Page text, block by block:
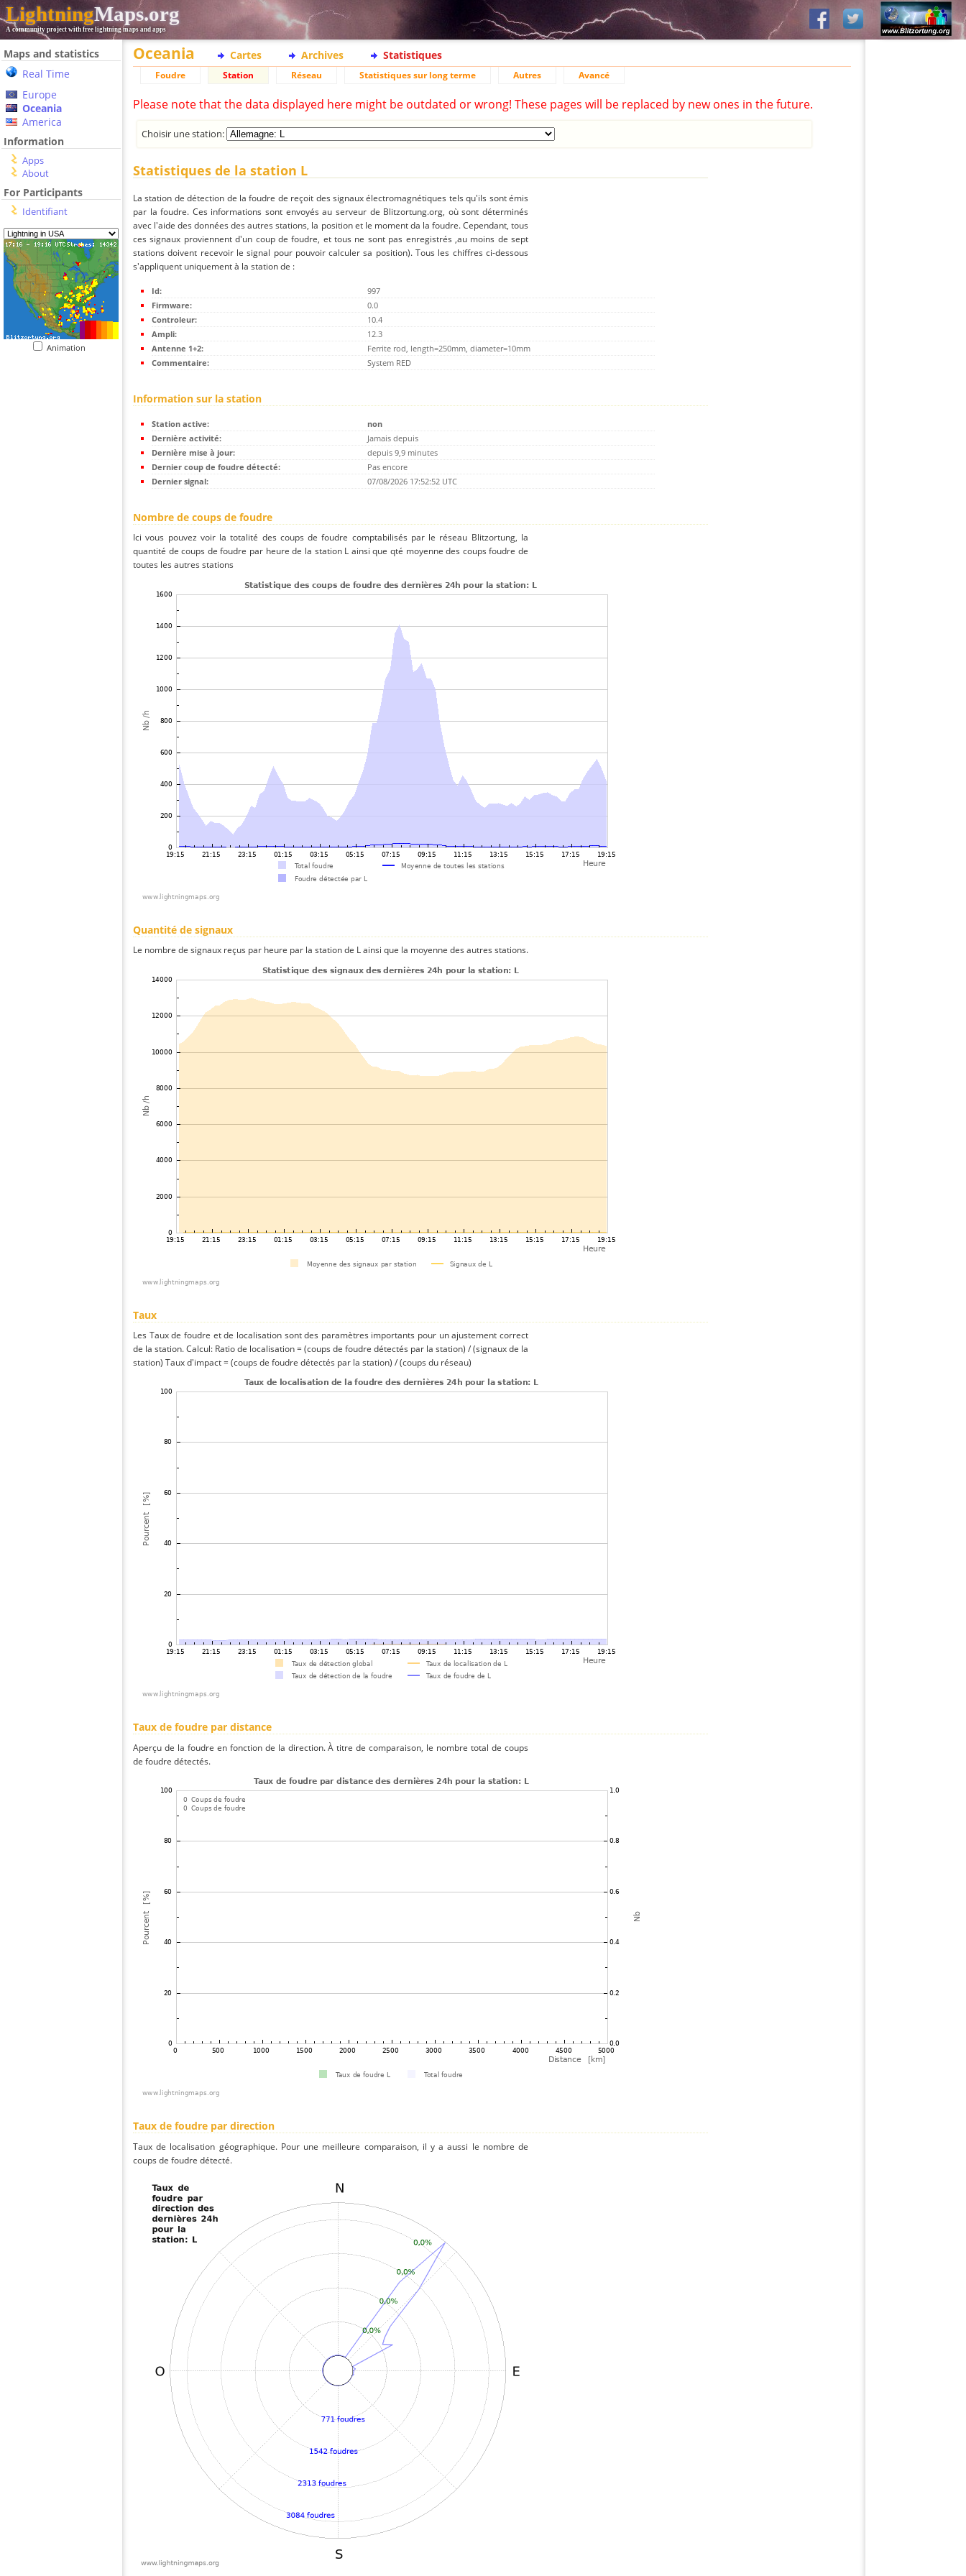
LightningMaps.org
A community project with free lightning maps and apps
Maps and statistics
Real Time
Europe
Oceania
America
Information
Apps
About
For Participants
Identifiant
Animation
Oceania Cartes Archives Statistiques
Foudre Station Réseau Statistiques sur long terme Autres Avancé
Please note that the data displayed here might be outdated or wrong! These pages will be replaced by new ones in the future.
Choisir une station:
Statistiques de la station L
La station de détection de la foudre de reçoit des signaux électromagnétiques tels qu'ils sont émis
par la foudre. Ces informations sont envoyés au serveur de Blitzortung.org, où sont déterminés
avec l'aide des données des autres stations, la position et le moment da la foudre. Cependant, tous
ces signaux proviennent d'un coup de foudre, et tous ne sont pas enregistrés ,au moins de sept
stations doivent recevoir le signal pour pouvoir calculer sa position). Tous les chiffres ci-dessous
s'appliquent uniquement à la station de :
Id:
997
Firmware:
0.0
Controleur:
10.4
Ampli:
12.3
Antenne 1+2:
Ferrite rod, length=250mm, diameter=10mm
Commentaire:
System RED
Information sur la station
Station active:
non
Dernière activité:
Jamais depuis
Dernière mise à jour:
depuis 9,9 minutes
Dernier coup de foudre détecté:
Pas encore
Dernier signal:
07/08/2026 17:52:52 UTC
Nombre de coups de foudre
Ici vous pouvez voir la totalité des coups de foudre comptabilisés par le réseau Blitzortung, la
quantité de coups de foudre par heure de la station L ainsi que qté moyenne des coups foudre de
toutes les autres stations
Quantité de signaux
Le nombre de signaux reçus par heure par la station de L ainsi que la moyenne des autres stations.
Taux
Les Taux de foudre et de localisation sont des paramètres importants pour un ajustement correct
de la station. Calcul: Ratio de localisation = (coups de foudre détectés par la station) / (signaux de la
station) Taux d'impact = (coups de foudre détectés par la station) / (coups du réseau)
Taux de foudre par distance
Aperçu de la foudre en fonction de la direction. À titre de comparaison, le nombre total de coups
de foudre détectés.
Taux de foudre par direction
Taux de localisation géographique. Pour une meilleure comparaison, il y a aussi le nombre de
coups de foudre détecté.